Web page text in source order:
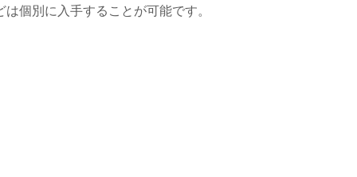
個別に入手することが可能です。